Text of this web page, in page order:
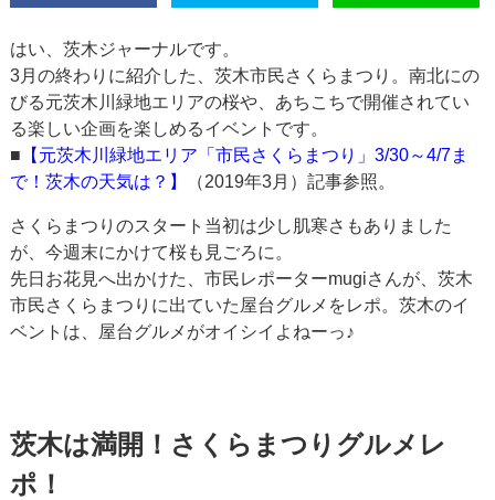
はい、茨木ジャーナルです。
3月の終わりに紹介した、茨木市民さくらまつり。南北にの
びる元茨木川緑地エリアの桜や、あちこちで開催されてい
る楽しい企画を楽しめるイベントです。
■ 【元茨木川緑地エリア「市民さくらまつり」3/30～4/7ま
で！茨木の天気は？】
（2019年3月）記事参照。
さくらまつりのスタート当初は少し肌寒さもありました
が、今週末にかけて桜も見ごろに。
先日お花見へ出かけた、市民レポーターmugiさんが、茨木
市民さくらまつりに出ていた屋台グルメをレポ。茨木のイ
ベントは、屋台グルメがオイシイよねーっ♪
茨木は満開！さくらまつりグルメレ
ポ！